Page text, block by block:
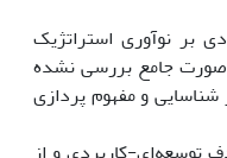
بر نوآوری استراتژیک
صورت جامع بررسی نشده
و مفهوم پردازی